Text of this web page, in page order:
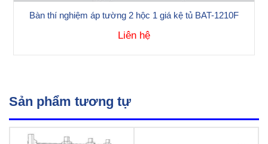
Bàn thí nghiệm áp tường 2 hộc 1 giá kệ tủ BAT-1210F
Liên hệ
Sản phẩm tương tự